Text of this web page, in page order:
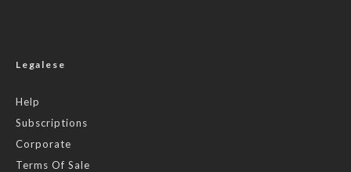
Legalese
Help
Subscriptions
Corporate
Terms Of Sale